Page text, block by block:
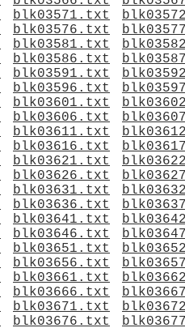
blk03571.txt
blk03576.txt
blk03581.txt
blk03586.txt
blk03591.txt
blk03596.txt
blk03601.txt
blk03606.txt
blk03611.txt
blk03616.txt
blk03621.txt
blk03626.txt
blk03631.txt
blk03636.txt
blk03641.txt
blk03646.txt
blk03651.txt
blk03656.txt
blk03661.txt
blk03666.txt
blk03671.txt
blk03676.txt